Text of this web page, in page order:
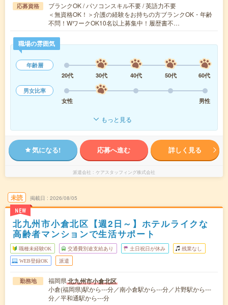
応募資格
ブランクOK / パソコンスキル不要 / 英語力不要
＜無資格OK！＞介護の経験をお持ちの方ブランクOK・年齢
不問！WワークOK10名以上募集中！履歴書不…
職場の雰囲気
年齢層
20代
30代 40代 50代
60代
男女比率
女性
男性
もっと見る
気になる! 応募へ進む 詳しく見る
派遣会社 ケアスタッフィング株式会社
未読
NEW
掲載日 2026/08/05
北九州市小倉北区【週2日～】ホテルライクな
高齢者マンションで生活サポート
職種未経験OK 交通費別途支給あり 土日祝日が休み 残業なし
WEB登録OK 派遣
勤務地 福岡県北九州市小倉北区
小倉(福岡県)駅から---分／南小倉駅から---分／片野駅から---
分／平和通駅から---分